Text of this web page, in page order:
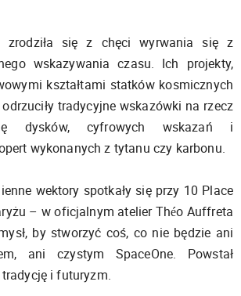
zrodziła się z chęci wyrwania się z
wskazywania czasu. Ich projekty,
kształtami statków kosmicznych
odrzuciły tradycyjne wskazówki na rzecz
dysków, cyfrowych wskazań i
wykonanych z tytanu czy karbonu.
wektory spotkały się przy 10 Place
– w oficjalnym atelier Théo Auffreta
by stworzyć coś, co nie będzie ani
ani czystym SpaceOne. Powstał
i futuryzm.